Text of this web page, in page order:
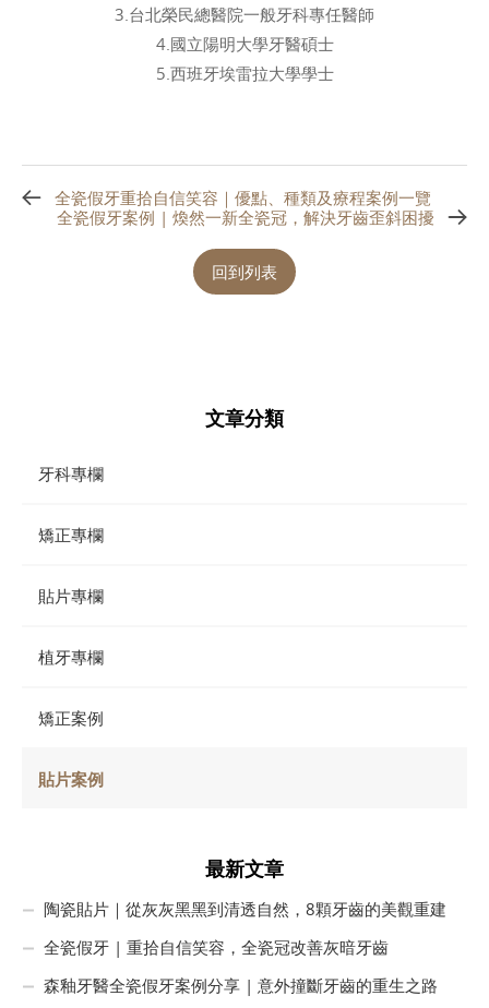
3.台北榮民總醫院一般牙科專任醫師
4.國立陽明大學牙醫碩士
5.西班牙埃雷拉大學學士
全瓷假牙重拾自信笑容｜優點、種類及療程案例一覽
全瓷假牙案例 | 煥然一新全瓷冠，解決牙齒歪斜困擾
回到列表
文章分類
牙科專欄
矯正專欄
貼片專欄
植牙專欄
矯正案例
貼片案例
最新文章
陶瓷貼片｜從灰灰黑黑到清透自然，8顆牙齒的美觀重建
全瓷假牙 | 重拾自信笑容，全瓷冠改善灰暗牙齒
森釉牙醫全瓷假牙案例分享 | 意外撞斷牙齒的重生之路